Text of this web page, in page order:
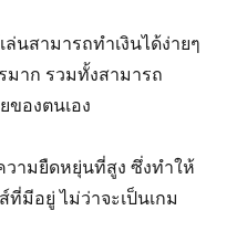
นสามารถทำเงินได้ง่ายๆ
มาก รวมทั้งสามารถ
ของตนเอง
ามยืดหยุ่นที่สูง ซึ่งทำให้
มีอยู่ ไม่ว่าจะเป็นเกม